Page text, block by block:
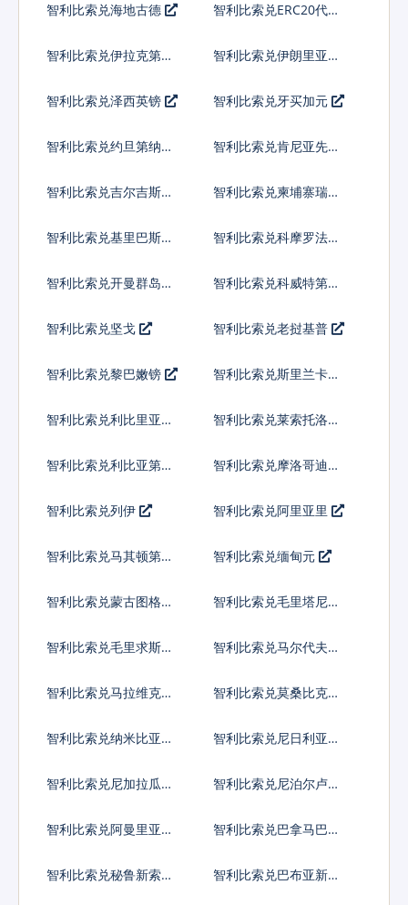
智利比索兑海地古德 智利比索兑ERC20代币
智利比索兑伊拉克第纳
智利比索兑伊朗里亚尔
智利比索兑泽西英镑 智利比索兑牙买加元
智利比索兑约旦第纳尔 智利比索兑肯尼亚先令
智利比索兑吉尔吉斯斯
智利比索兑柬埔寨瑞尔
智利比索兑基里巴斯元 智利比索兑科摩罗法郎
智利比索兑开曼群岛元
智利比索兑科威特第纳
智利比索兑坚戈 智利比索兑老挝基普
智利比索兑黎巴嫩镑
智利比索兑斯里兰卡卢
智利比索兑利比里亚元 智利比索兑莱索托洛蒂
智利比索兑利比亚第纳
智利比索兑摩洛哥迪拉
智利比索兑列伊 智利比索兑阿里亚里
智利比索兑马其顿第纳
智利比索兑缅甸元
智利比索兑蒙古图格里
智利比索兑毛里塔尼亚
智利比索兑毛里求斯卢
智利比索兑马尔代夫拉
智利比索兑马拉维克瓦
智利比索兑莫桑比克梅
智利比索兑纳米比亚元
智利比索兑尼日利亚奈
智利比索兑尼加拉瓜科
智利比索兑尼泊尔卢比
智利比索兑阿曼里亚尔
智利比索兑巴拿马巴波
智利比索兑秘鲁新索尔
智利比索兑巴布亚新几